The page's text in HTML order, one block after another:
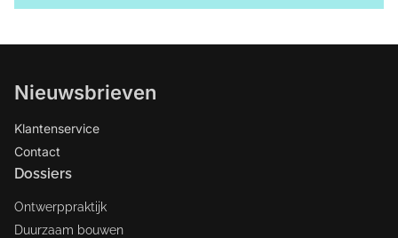
Nieuwsbrieven
Klantenservice
Contact
Dossiers
Ontwerppraktijk
Duurzaam bouwen